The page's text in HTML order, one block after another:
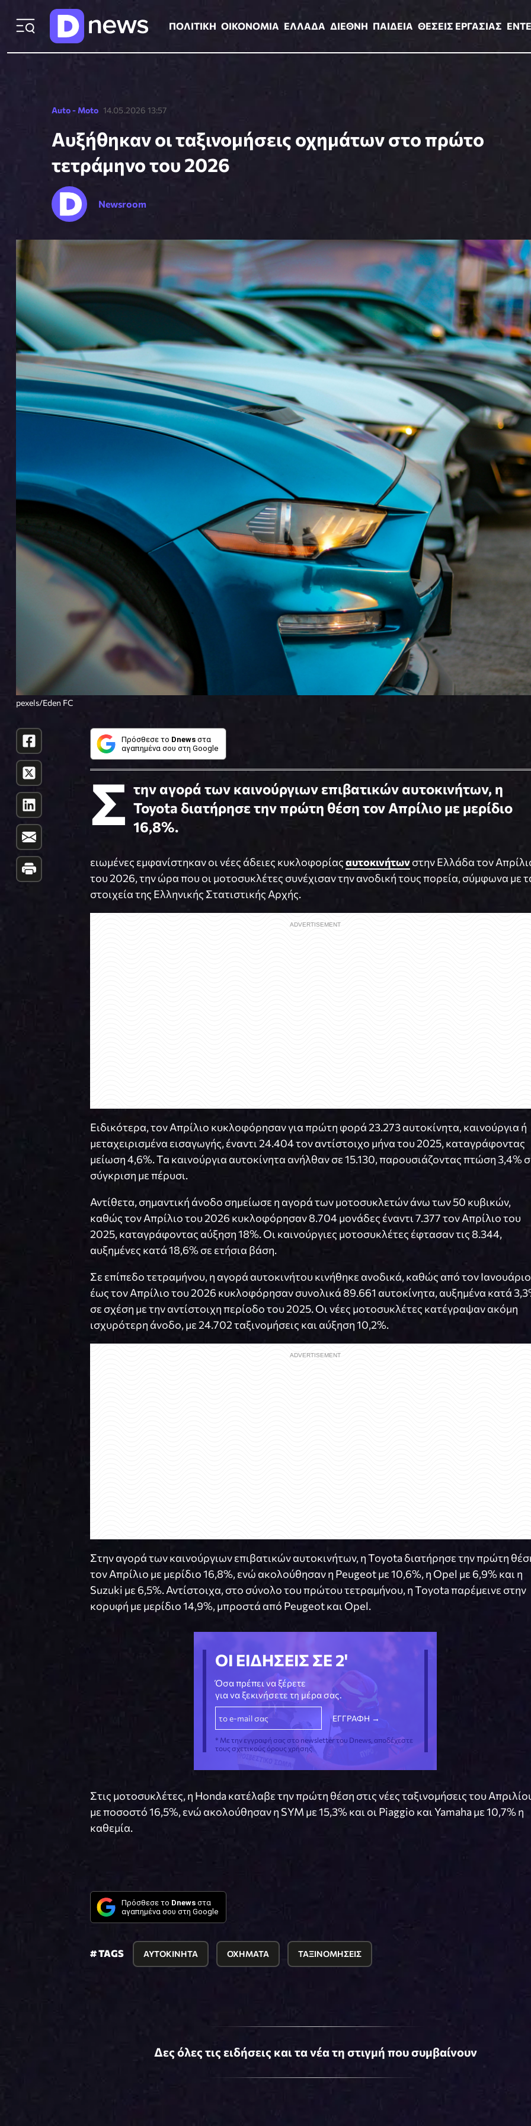
ΠΟΛΙΤΙΚΗ ΟΙΚΟΝΟΜΙΑ ΕΛΛΑΔΑ ΔΙΕΘΝΗ ΠΑΙΔΕΙΑ ΘΕΣΕΙΣ ΕΡΓΑΣΙΑΣ
Auto - Moto 14.05.2026 13:57
Αυξήθηκαν οι ταξινομήσεις οχημάτων στο πρώτο
τετράμηνο του 2026
Newsroom
pexels/Eden FC
Πρόσθεσε το Dnews στα
αγαπημένα σου στη Google
Σ την αγορά των καινούργιων επιβατικών αυτοκινήτων, η
Toyota διατήρησε την πρώτη θέση τον Απρίλιο με μερίδιο
16,8%.
ειωμένες εμφανίστηκαν οι νέες άδειες κυκλοφορίαςαυτοκινήτωνστην Ελλάδα τον
του 2026, την ώρα που οι μοτοσυκλέτες συνέχισαν την ανοδική τους πορεία, σύμφωνα με
στοιχεία της Ελληνικής Στατιστικής Αρχής.
Ειδικότερα, τον Απρίλιο κυκλοφόρησαν για πρώτη φορά 23.273 αυτοκίνητα, καινούργια ή
μεταχειρισμένα εισαγωγής, έναντι 24.404 τον αντίστοιχο μήνα του 2025, καταγράφοντας
μείωση 4,6%. Τα καινούργια αυτοκίνητα ανήλθαν σε 15.130, παρουσιάζοντας πτώση 3,4%
σύγκριση με πέρυσι.
Αντίθετα, σημαντική άνοδο σημείωσε η αγορά των μοτοσυκλετών άνω των 50 κυβικών,
καθώς τον Απρίλιο του 2026 κυκλοφόρησαν 8.704 μονάδες έναντι 7.377 τον Απρίλιο του
2025, καταγράφοντας αύξηση 18%. Οι καινούργιες μοτοσυκλέτες έφτασαν τις 8.344,
αυξημένες κατά 18,6% σε ετήσια βάση.
Σε επίπεδο τετραμήνου, η αγορά αυτοκινήτου κινήθηκε ανοδικά, καθώς από τον Ιανουάριο
έως τον Απρίλιο του 2026 κυκλοφόρησαν συνολικά 89.661 αυτοκίνητα, αυξημένα κατά
σε σχέση με την αντίστοιχη περίοδο του 2025. Οι νέες μοτοσυκλέτες κατέγραψαν ακόμη
ισχυρότερη άνοδο, με 24.702 ταξινομήσεις και αύξηση 10,2%.
Στην αγορά των καινούργιων επιβατικών αυτοκινήτων, η Toyota διατήρησε την πρώτη
τον Απρίλιο με μερίδιο 16,8%, ενώ ακολούθησαν η Peugeot με 10,6%, η Opel με 6,9% και η
Suzuki με 6,5%. Αντίστοιχα, στο σύνολο του πρώτου τετραμήνου, η Toyota παρέμεινε στην
κορυφή με μερίδιο 14,9%, μπροστά από Peugeot και Opel.
ΟΙ ΕΙΔΗΣΕΙΣ ΣΕ 2'
Όσα πρέπει να ξέρετε
για να ξεκινήσετε τη μέρα σας.
* Με την εγγραφή σας στο newsletter του Dnews, αποδέχεστε
τους σχετικούς όρους χρήσης
Στις μοτοσυκλέτες, η Honda κατέλαβε την πρώτη θέση στις νέες ταξινομήσεις του
με ποσοστό 16,5%, ενώ ακολούθησαν η SYM με 15,3% και οι Piaggio και Yamaha με 10,7% η
καθεμία.
Πρόσθεσε το Dnews στα
αγαπημένα σου στη Google
# TAGS ΑΥΤΟΚΙΝΗΤΑ ΟΧΗΜΑΤΑ ΤΑΞΙΝΟΜΗΣΕΙΣ
Δες όλες τις ειδήσεις και τα νέα τη στιγμή που συμβαίνουν